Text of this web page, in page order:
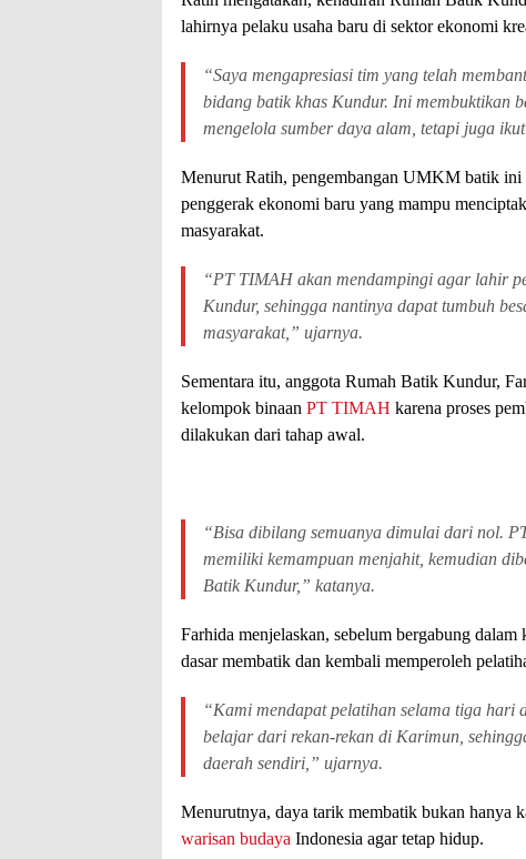
lahirnya pelaku usaha baru di sektor ekonomi
“Saya mengapresiasi tim yang telah
bidang batik khas Kundur. Ini membuktikan
mengelola sumber daya alam, tetapi juga
Menurut Ratih, pengembangan UMKM batik ini
penggerak ekonomi baru yang mampu
masyarakat.
“PT TIMAH akan mendampingi agar lahir
Kundur, sehingga nantinya dapat tumbuh
masyarakat,” ujarnya.
Sementara itu, anggota Rumah Batik Kundur,
kelompok binaan PT TIMAH karena proses
dilakukan dari tahap awal.
“Bisa dibilang semuanya dimulai dari nol.
memiliki kemampuan menjahit, kemudian
Batik Kundur,” katanya.
Farhida menjelaskan, sebelum bergabung
dasar membatik dan kembali memperoleh
“Kami mendapat pelatihan selama tiga hari
belajar dari rekan-rekan di Karimun,
daerah sendiri,” ujarnya.
Menurutnya, daya tarik membatik bukan hanya
warisan budaya Indonesia agar tetap hidup.